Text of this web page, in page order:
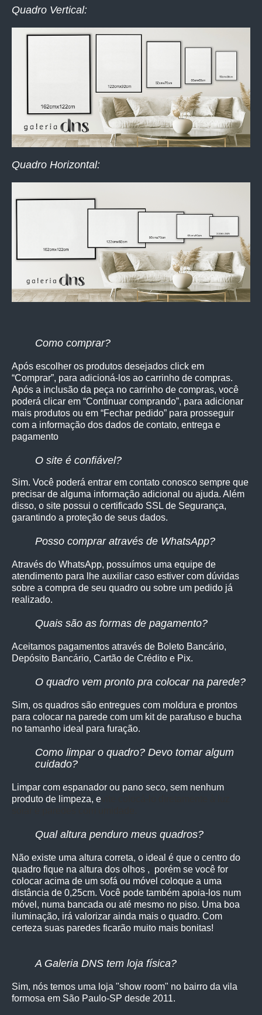
Quadro Vertical:
Quadro Horizontal:
Como comprar?
Após escolher os produtos desejados click em
“Comprar”, para adicioná-los ao carrinho de compras.
Após a inclusão da peça no carrinho de compras, você
poderá clicar em “Continuar comprando”, para adicionar
mais produtos ou em “Fechar pedido” para prosseguir
com a informação dos dados de contato, entrega e
pagamento
O site é confiável?
Sim. Você poderá entrar em contato conosco sempre que
precisar de alguma informação adicional ou ajuda. Além
disso, o site possui o certificado SSL de Segurança,
garantindo a proteção de seus dados.
Posso comprar através de WhatsApp?
Através do WhatsApp, possuímos uma equipe de
atendimento para lhe auxiliar caso estiver com dúvidas
sobre a compra de seu quadro ou sobre um pedido já
realizado.
Quais são as formas de pagamento?
Aceitamos pagamentos através de Boleto Bancário,
Depósito Bancário, Cartão de Crédito e Pix.
O quadro vem pronto pra colocar na parede?
Sim, os quadros são entregues com moldura e prontos
para colocar na parede com um kit de parafuso e bucha
no tamanho ideal para furação.
Como limpar o quadro? Devo tomar algum
cuidado?
Limpar com espanador ou pano seco, sem nenhum
produto de limpeza, e
Qual altura penduro meus quadros?
Não existe uma altura correta, o ideal é que o centro do
quadro fique na altura dos olhos , porém se você for
colocar acima de um sofá ou móvel coloque a uma
distância de 0,25cm. Você pode também apoia-los num
móvel, numa bancada ou até mesmo no piso. Uma boa
iluminação, irá valorizar ainda mais o quadro. Com
certeza suas paredes ficarão muito mais bonitas!
A Galeria DNS tem loja física?
Sim, nós temos uma loja "show room" no bairro da vila
formosa em São Paulo-SP desde 2011.